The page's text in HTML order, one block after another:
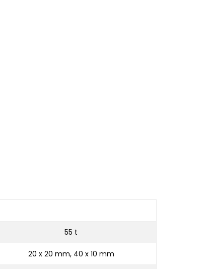
55 t
20 x 20 mm, 40 x 10 mm